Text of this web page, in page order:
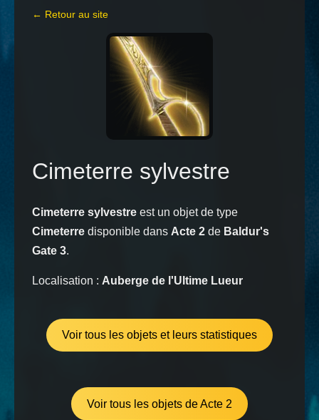
← Retour au site
Cimeterre sylvestre
Cimeterre sylvestre est un objet de type
Cimeterre disponible dans Acte 2 de Baldur's
Gate 3.
Localisation : Auberge de l'Ultime Lueur
Voir tous les objets et leurs statistiques
Voir tous les objets de Acte 2